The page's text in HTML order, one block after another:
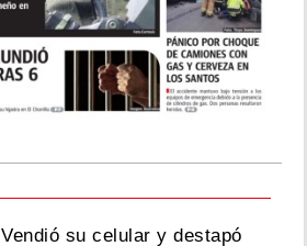
Vendió su celular y destapó